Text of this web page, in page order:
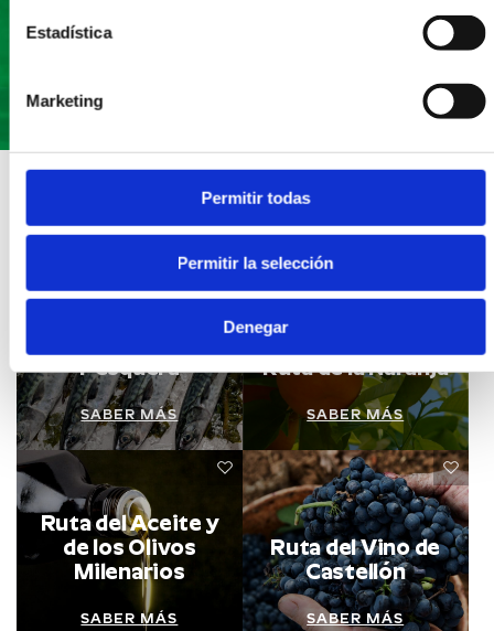
Estadística
Marketing
Permitir todas
Permitir la selección
Denegar
gastronómicas
Pesquera
SABER MÁS
Ruta de la Naranja
SABER MÁS
Ruta del Aceite y
de los Olivos
Milenarios
SABER MÁS
Ruta del Vino de
Castellón
SABER MÁS